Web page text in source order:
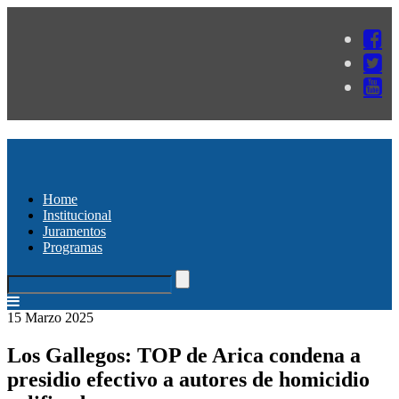
Home
Institucional
Juramentos
Programas
15 Marzo 2025
Los Gallegos: TOP de Arica condena a
presidio efectivo a autores de homicidio